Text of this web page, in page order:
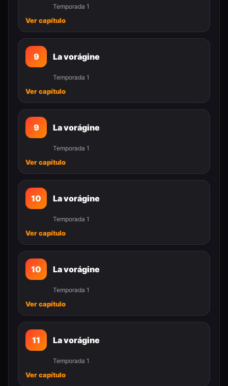
Temporada 1
Ver capítulo
9 La vorágine
Temporada 1
Ver capítulo
9 La vorágine
Temporada 1
Ver capítulo
10 La vorágine
Temporada 1
Ver capítulo
10 La vorágine
Temporada 1
Ver capítulo
11 La vorágine
Temporada 1
Ver capítulo